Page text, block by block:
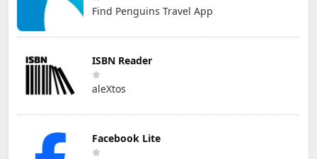
Find Penguins Travel App
ISBN Reader
aleXtos
Facebook Lite